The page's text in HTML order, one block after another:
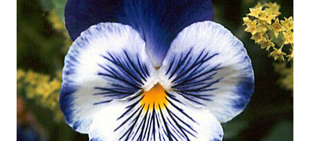
più sorelle, con dinamiche differenti in base alla differenza
di età, possono innescarsi dei meccanismi delicati di
paragone, a volte di competizione. Il pretesto per
affrontare la sfera delle relazioni tra sorelle la offrono due
top model di punta del fashion system dei nostri giorni,
Bella e Gigi Hadid, 25 e quasi 27 anni. In particolare, la più
piccola delle bellissime indossat...